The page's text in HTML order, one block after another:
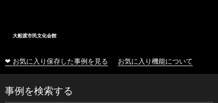
大船渡市民文化会館
❤ お気に入り保存した事例を見る お気に入り機能について
事例を検索する